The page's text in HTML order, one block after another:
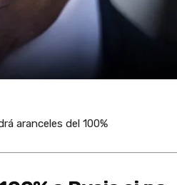
aranceles del 100%